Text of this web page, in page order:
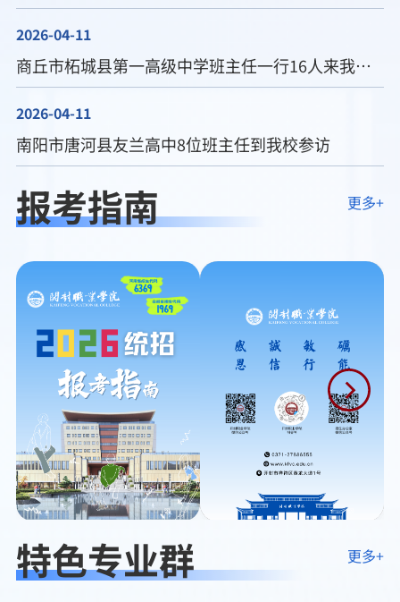
2026-04-11
商丘市柘城县第一高级中学班主任一行16人来我校参访
2026-04-11
南阳市唐河县友兰高中8位班主任到我校参访
报考指南 更多+
特色专业群 更多+